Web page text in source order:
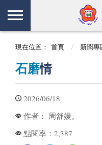
現在位置： 首頁 新聞專
石磨情
2026/06/18
作者： 周舒嫚。
點閱率： 2,387